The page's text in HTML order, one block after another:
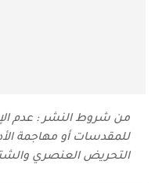
من شروط النشر : عدم
للمقدسات أو مهاجمة
التحريض العنصري